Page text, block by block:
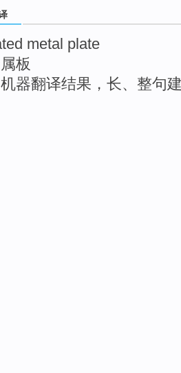
metal plate
板
器翻译结果，长、整句